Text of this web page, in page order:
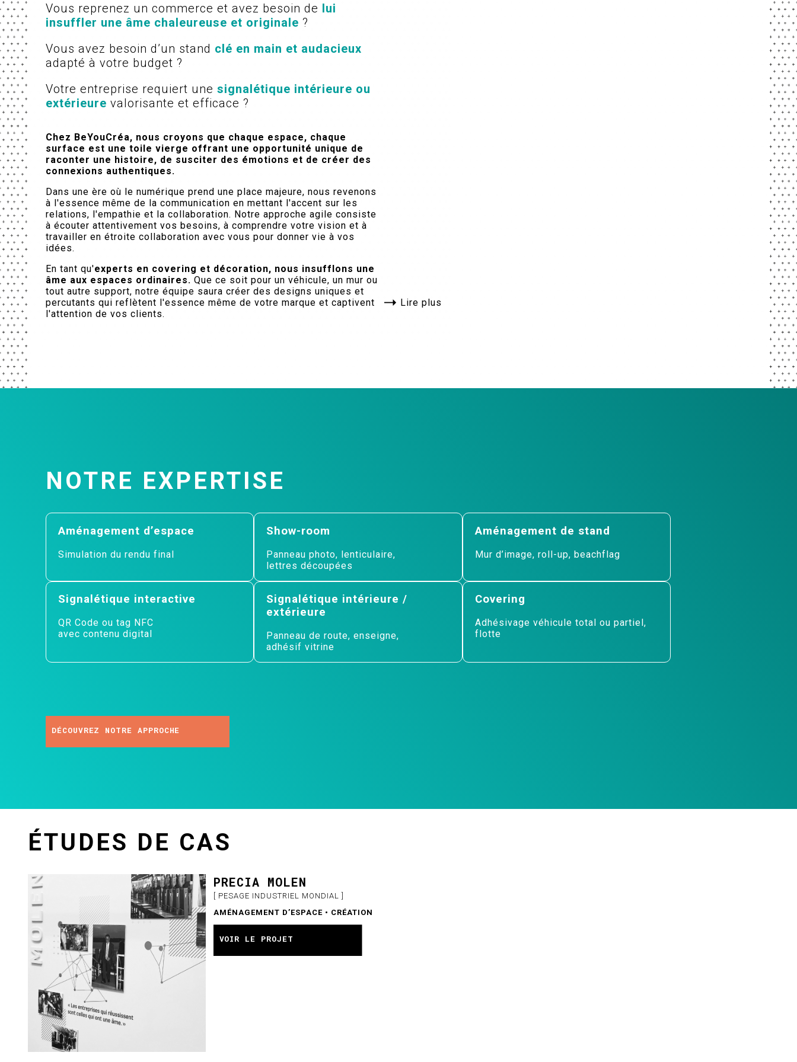
Vous reprenez un commerce et avez besoin de lui
insuffler une âme chaleureuse et originale ?
Vous avez besoin d’un stand clé en main et audacieux
adapté à votre budget ?
Votre entreprise requiert une signalétique intérieure ou
extérieure valorisante et efficace ?
Chez BeYouCréa, nous croyons que chaque espace, chaque
surface est une toile vierge offrant une opportunité unique de
raconter une histoire, de susciter des émotions et de créer des
connexions authentiques.
Dans une ère où le numérique prend une place majeure, nous revenons
à l'essence même de la communication en mettant l'accent sur les
relations, l'empathie et la collaboration. Notre approche agile consiste
à écouter attentivement vos besoins, à comprendre votre vision et à
travailler en étroite collaboration avec vous pour donner vie à vos
idées.
En tant qu'experts en covering et décoration, nous insufflons une
âme aux espaces ordinaires. Que ce soit pour un véhicule, un mur ou
tout autre support, notre équipe saura créer des designs uniques et
percutants qui reflètent l'essence même de votre marque et captivent
l'attention de vos clients.
Lire plus
NOTRE EXPERTISE
Aménagement d’espace
Simulation du rendu final
Show-room
Panneau photo, lenticulaire,
lettres découpées
Aménagement de stand
Mur d’image, roll-up, beachflag
Signalétique interactive
QR Code ou tag NFC
avec contenu digital
Signalétique intérieure /
extérieure
Panneau de route, enseigne,
adhésif vitrine
Covering
Adhésivage véhicule total ou partiel,
flotte
ÉTUDES DE CAS
PRECIA MOLEN
[ PESAGE INDUSTRIEL MONDIAL ]
AMÉNAGEMENT D’ESPACE • CRÉATION
VOIR LE PROJET